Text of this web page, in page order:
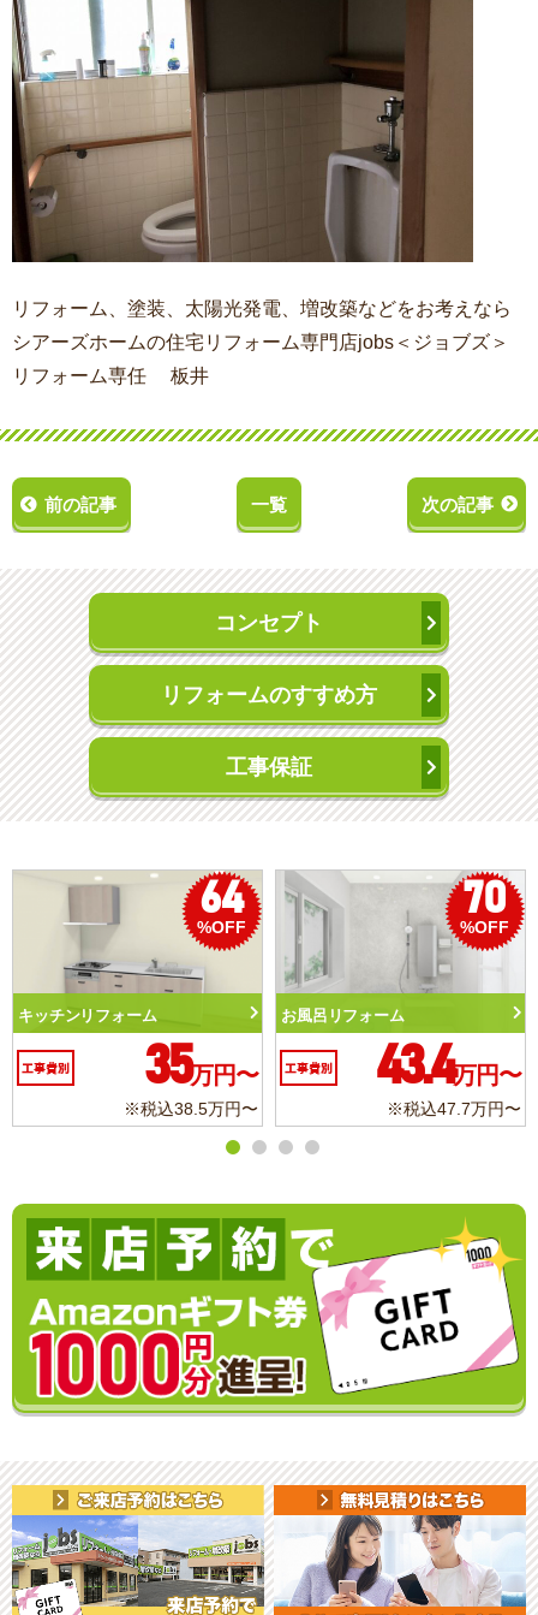
リフォーム、塗装、太陽光発電、増改築などをお考えなら
シアーズホームの住宅リフォーム専門店jobs＜ジョブズ＞
リフォーム専任 板井
前の記事 一覧 次の記事
コンセプト
リフォームのすすめ方
工事保証
〜
70
%OFF
お風呂リフォーム
工事費別 43.4万円〜
※税込47.7万円〜
トイレリフォーム
工事費別 10.3万
※税込11.3万